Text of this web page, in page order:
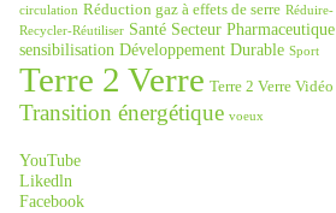
circulation Réduction gaz à effets de serre Réduire-
Recycler-Réutiliser Santé Secteur Pharmaceutique
sensibilisation Développement Durable Sport
Terre 2 Verre Terre 2 Verre Vidéo
Transition énergétique voeux
YouTube
Likedln
Facebook